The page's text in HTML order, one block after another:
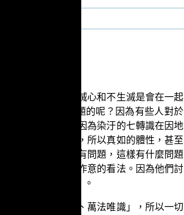
已經說了，有生滅心和不生滅是會在一起
起信論》是有問題的呢？因為有些人對於
著染汙的種子，因為染汙的七轉識在因地
如的體性來顯發，所以真如的體性，甚至
如，就認為這樣有問題，這樣有什麼問題
界的種種不如理作意的看法。因為他們討
信《大乘起信論》。
所以「三界唯心、萬法唯識」，所以一切